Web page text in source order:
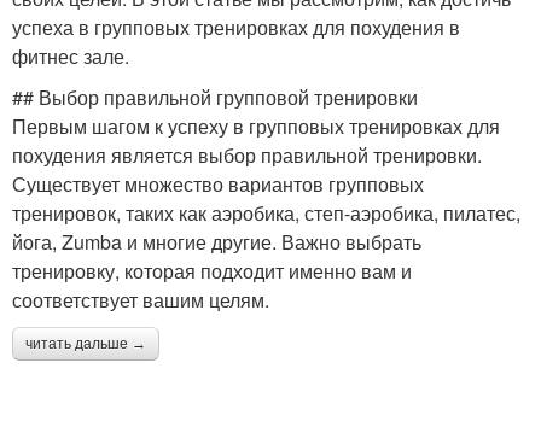
успеха в групповых тренировках для похудения в
фитнес зале.
## Выбор правильной групповой тренировки
Первым шагом к успеху в групповых тренировках для
похудения является выбор правильной тренировки.
Существует множество вариантов групповых
тренировок, таких как аэробика, степ-аэробика, пилатес,
йога, Zumba и многие другие. Важно выбрать
тренировку, которая подходит именно вам и
соответствует вашим целям.
читать дальше →